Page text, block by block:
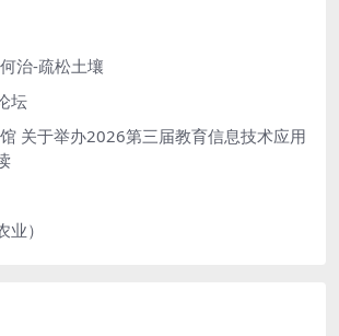
治-疏松土壤
坛
关于举办2026第三届教育信息技术应用
）